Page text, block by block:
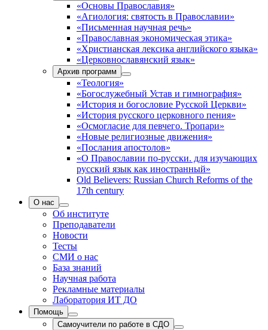
«Основы Православия»
«Агиология: святость в Православии»
«Письменная научная речь»
«Православная экономическая этика»
«Христианская лексика английского языка»
«Церковнославянский язык»
Архив программ
«Теология»
«Богослужебный Устав и гимнография»
«История и богословие Русской Церкви»
«История русского церковного пения»
«Осмогласие для певчего. Тропари»
«Новые религиозные движения»
«Послания апостолов»
«О Православии по-русски. для изучающих
русский язык как иностранный»
Old Believers: Russian Church Reforms of the
17th century
О нас
Об институте
Преподаватели
Новости
Тесты
СМИ о нас
База знаний
Научная работа
Рекламные материалы
Лаборатория ИТ ДО
Помощь
Самоучители по работе в СДО